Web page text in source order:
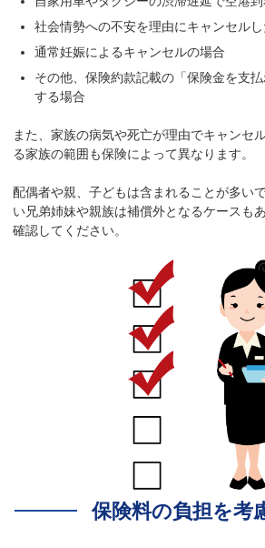
社会情勢への不安を理由にキャンセル
通常妊娠によるキャンセルの場合
その他、保険約款記載の「保険金を支
する場合
また、家族の病気や死亡が理由でキャンセ
る家族の範囲も保険によって異なります。
配偶者や親、子どもは含まれることが多い
い兄弟姉妹や親族は補償外となるケースも
確認してください。
保険料の負担を考